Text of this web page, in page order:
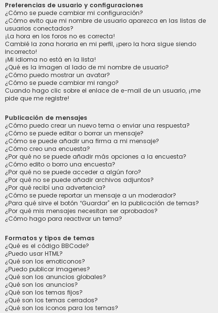
Preferencias de usuario y configuraciones
¿Cómo se puede cambiar mi configuración?
¿Cómo evito que mi nombre de usuario aparezca en las listas de
usuarios conectados?
¡La hora en los foros no es correcta!
Cambié la zona horaria en mi perfil, ¡pero la hora sigue siendo
incorrecto!
¡Mi idioma no está en la lista!
¿Qué es la imagen al lado de mi nombre de usuario?
¿Cómo puedo mostrar un avatar?
¿Cómo se puede cambiar mi rango?
Cuando hago clic sobre el enlace de e-mail de un usuario, ¡me
pide que me registre!
Publicación de mensajes
¿Cómo puedo crear un nuevo tema o enviar una respuesta?
¿Cómo se puede editar o borrar un mensaje?
¿Cómo se puede añadir una firma a mi mensaje?
¿Cómo creo una encuesta?
¿Por qué no se puede añadir más opciones a la encuesta?
¿Cómo edito o borro una encuesta?
¿Por qué no se puede acceder a algún foro?
¿Por qué no se puede añadir archivos adjuntos?
¿Por qué recibí una advertencia?
¿Cómo se puede reportar un mensaje a un moderador?
¿Para qué sirve el botón “Guardar” en la publicación de temas?
¿Por qué mis mensajes necesitan ser aprobados?
¿Cómo hago para reactivar un tema?
Formatos y tipos de temas
¿Qué es el código BBCode?
¿Puedo usar HTML?
¿Qué son los emoticonos?
¿Puedo publicar imagenes?
¿Qué son los anuncios globales?
¿Qué son los anuncios?
¿Qué son los temas fijos?
¿Qué son los temas cerrados?
¿Qué son los iconos para los temas?